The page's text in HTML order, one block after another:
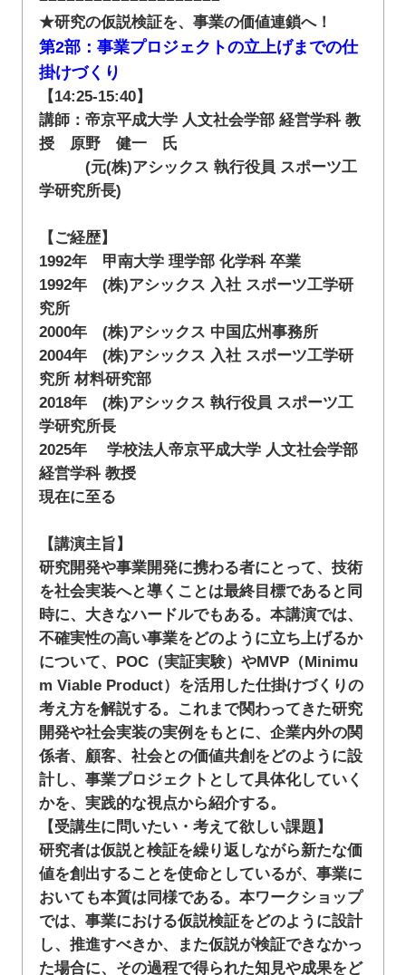
★研究の仮説検証を、事業の価値連鎖へ！
第2部：事業プロジェクトの立上げまでの仕
掛けづくり
【14:25-15:40】
講師：帝京平成大学 人文社会学部 経営学科 教
授 原野 健一 氏
(元(株)アシックス 執行役員 スポーツ工
学研究所長)
【ご経歴】
1992年 甲南大学 理学部 化学科 卒業
1992年 (株)アシックス 入社 スポーツ工学研
究所
2000年 (株)アシックス 中国広州事務所
2004年 (株)アシックス 入社 スポーツ工学研
究所 材料研究部
2018年 (株)アシックス 執行役員 スポーツ工
学研究所長
2025年 学校法人帝京平成大学 人文社会学部
経営学科 教授
現在に至る
【講演主旨】
研究開発や事業開発に携わる者にとって、技術
を社会実装へと導くことは最終目標であると同
時に、大きなハードルでもある。本講演では、
不確実性の高い事業をどのように立ち上げるか
について、POC（実証実験）やMVP（Minimu
m Viable Product）を活用した仕掛けづくりの
考え方を解説する。これまで関わってきた研究
開発や社会実装の実例をもとに、企業内外の関
係者、顧客、社会との価値共創をどのように設
計し、事業プロジェクトとして具体化していく
かを、実践的な視点から紹介する。
【受講生に問いたい・考えて欲しい課題】
研究者は仮説と検証を繰り返しながら新たな価
値を創出することを使命としているが、事業に
おいても本質は同様である。本ワークショップ
では、事業における仮説検証をどのように設計
し、推進すべきか、また仮説が検証できなかっ
た場合に、その過程で得られた知見や成果をど